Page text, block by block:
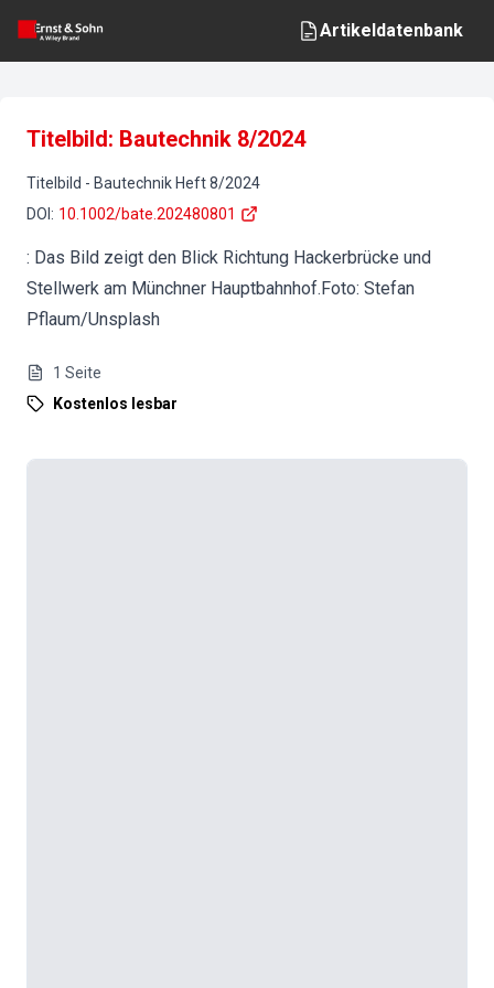
Artikeldatenbank
Titelbild: Bautechnik 8/2024
Titelbild - Bautechnik Heft8/2024
DOI : 10.1002/bate.202480801
: Das Bild zeigt den Blick Richtung Hackerbrücke und
Stellwerk am Münchner Hauptbahnhof.Foto: Stefan
Pflaum/Unsplash
1 Seite
Kostenlos lesbar